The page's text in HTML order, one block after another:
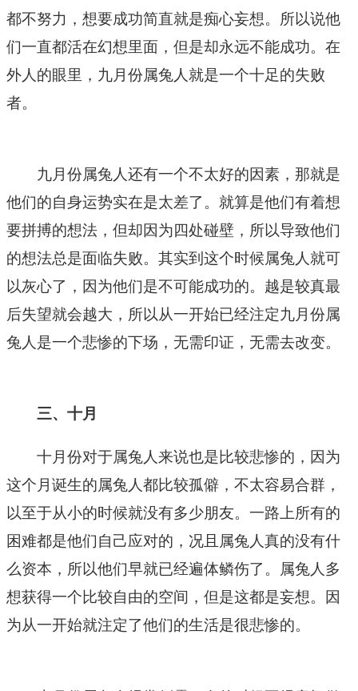
都不努力，想要成功简直就是痴心妄想。所以说他
们一直都活在幻想里面，但是却永远不能成功。在
外人的眼里，九月份属兔人就是一个十足的失败
者。
九月份属兔人还有一个不太好的因素，那就是
他们的自身运势实在是太差了。就算是他们有着想
要拼搏的想法，但却因为四处碰壁，所以导致他们
的想法总是面临失败。其实到这个时候属兔人就可
以灰心了，因为他们是不可能成功的。越是较真最
后失望就会越大，所以从一开始已经注定九月份属
兔人是一个悲惨的下场，无需印证，无需去改变。
三、十月
十月份对于属兔人来说也是比较悲惨的，因为
这个月诞生的属兔人都比较孤僻，不太容易合群，
以至于从小的时候就没有多少朋友。一路上所有的
困难都是他们自己应对的，况且属兔人真的没有什
么资本，所以他们早就已经遍体鳞伤了。属兔人多
想获得一个比较自由的空间，但是这都是妄想。因
为从一开始就注定了他们的生活是很悲惨的。